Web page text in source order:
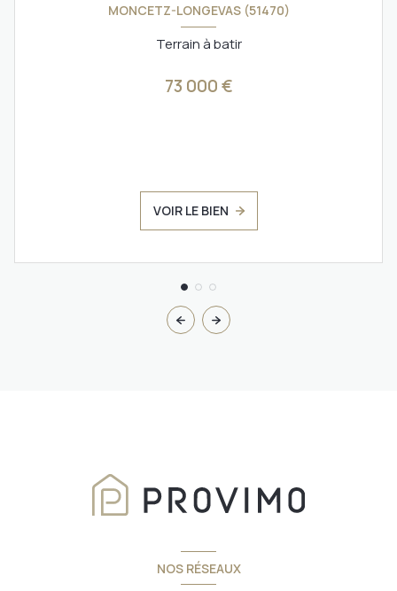
MONCETZ-LONGEVAS (51470)
Terrain à batir
73 000 €
VOIR LE BIEN
NOS RÉSEAUX